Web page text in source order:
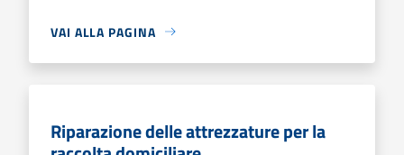
VAI ALLA PAGINA
Riparazione delle attrezzature per la